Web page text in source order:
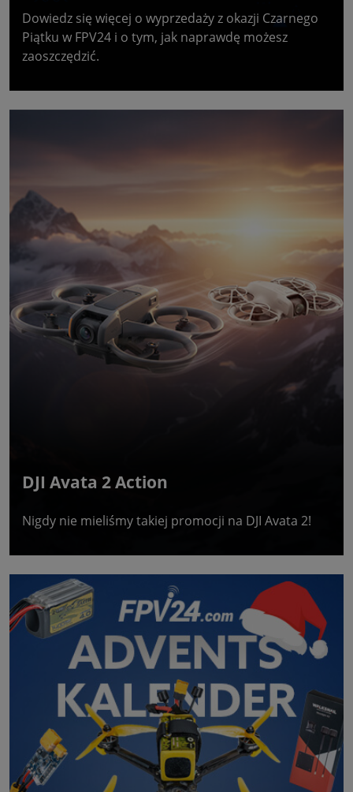
Dowiedz się więcej o wyprzedaży z okazji Czarnego
Piątku w FPV24 i o tym, jak naprawdę możesz
zaoszczędzić.
DJI Avata 2 Action
Nigdy nie mieliśmy takiej promocji na DJI Avata 2!